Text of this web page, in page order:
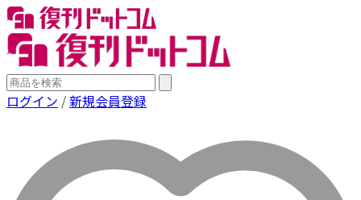
ログイン /新規会員登録